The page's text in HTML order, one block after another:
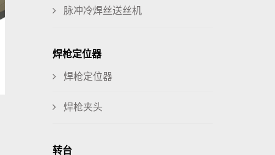
脉冲冷焊丝送丝机
焊枪定位器
焊枪定位器
焊枪夹头
转台